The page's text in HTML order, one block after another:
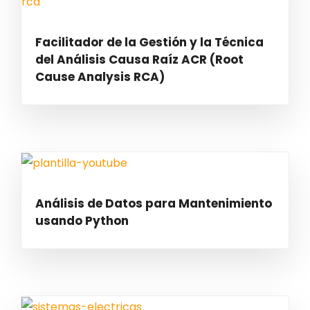
Facilitador de la Gestión y la Técnica
del Análisis Causa Raíz ACR (Root
Cause Analysis RCA)
Análisis de Datos para Mantenimiento
usando Python